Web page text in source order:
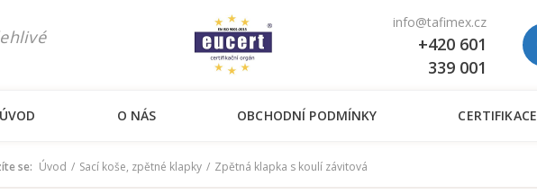
info@tafimex.cz
+420 601
339 001
ÚVOD O NÁS OBCHODNÍ PODMÍNKY CERTIFIKACE
se: Úvod Sací koše, zpětné klapky Zpětná klapka s koulí závitová